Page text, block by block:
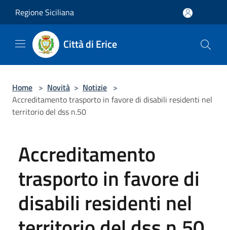
Regione Siciliana
Città di Erice
Home > Novità > Notizie >
Accreditamento trasporto in favore di disabili residenti nel
territorio del dss n.50
Accreditamento
trasporto in favore di
disabili residenti nel